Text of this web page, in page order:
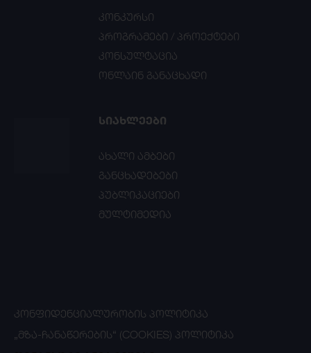
კონკურსი
პროგრამები / პროექტები
კონსულტაცია
ონლაინ განაცხადი
ᲡᲘᲐᲮᲚᲔᲔᲑᲘ
ახალი ამბები
განცხადებები
პუბლიკაციები
მულტიმედია
ᲙᲝᲜᲤᲘᲓᲔᲜᲪᲘᲐᲚᲣᲠᲝᲑᲘᲡ ᲞᲝᲚᲘᲢᲘᲙᲐ
„ᲛᲖᲐ-ᲩᲐᲜᲐᲬᲔᲠᲔᲑᲘᲡ“ (COOKIES) ᲞᲝᲚᲘᲢᲘᲙᲐ